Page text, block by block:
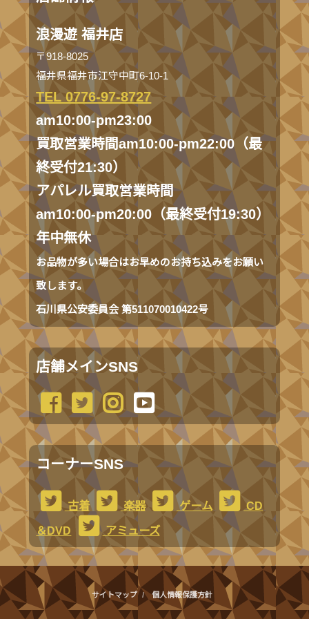
浪漫遊 福井店
〒918-8025
福井県福井市江守中町6-10-1
TEL 0776-97-8727
am10:00-pm23:00
買取営業時間am10:00-pm22:00（最
終受付21:30）
アパレル買取営業時間
am10:00-pm20:00（最終受付19:30）
年中無休
お品物が多い場合はお早めのお持ち込みをお願い
致します。
石川県公安委員会 第511070010422号
店舗メインSNS
コーナーSNS
古着 楽器 ゲーム
CD
＆DVD
アミューズ
サイトマップ 個人情報保護方針